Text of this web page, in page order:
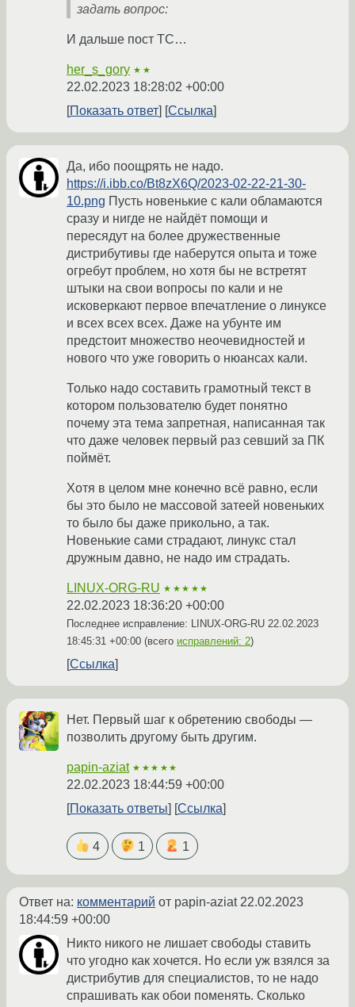
задать вопрос:
И дальше пост ТС…
her_s_gory ★★
22.02.2023 18:28:02 +00:00
Показать ответ
Ссылка
Да, ибо поощрять не надо.
https://i.ibb.co/Bt8zX6Q/2023-02-22-21-30-
10.png Пусть новенькие с кали обламаются
сразу и нигде не найдёт помощи и
пересядут на более дружественные
дистрибутивы где наберутся опыта и тоже
огребут проблем, но хотя бы не встретят
штыки на свои вопросы по кали и не
исковеркают первое впечатление о линуксе
и всех всех всех. Даже на убунте им
предстоит множество неочевидностей и
нового что уже говорить о нюансах кали.
Только надо составить грамотный текст в
котором пользователю будет понятно
почему эта тема запретная, написанная так
что даже человек первый раз севший за ПК
поймёт.
Хотя в целом мне конечно всё равно, если
бы это было не массовой затеей новеньких
то было бы даже прикольно, а так.
Новенькие сами страдают, линукс стал
дружным давно, не надо им страдать.
LINUX-ORG-RU ★★★★★
22.02.2023 18:36:20 +00:00
Последнее исправление: LINUX-ORG-RU 22.02.2023
18:45:31 +00:00 (всего исправлений: 2)
Ссылка
Нет. Первый шаг к обретению свободы —
позволить другому быть другим.
papin-aziat ★★★★★
22.02.2023 18:44:59 +00:00
Показать ответы
Ссылка
4 1 1
Ответ на: комментарий от papin-aziat 22.02.2023
18:44:59 +00:00
Никто никого не лишает свободы ставить
что угодно как хочется. Но если уж взялся за
дистрибутив для специалистов, то не надо
спрашивать как обои поменять. Сколько